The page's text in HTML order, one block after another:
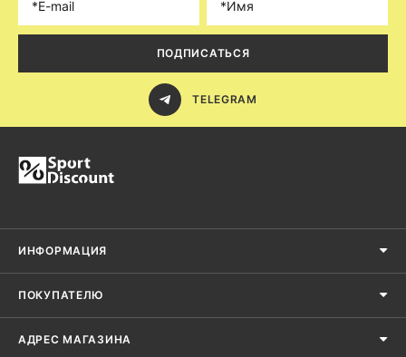
ПОДПИСАТЬСЯ
TELEGRAM
ИНФОРМАЦИЯ
ПОКУПАТЕЛЮ
АДРЕС МАГАЗИНА